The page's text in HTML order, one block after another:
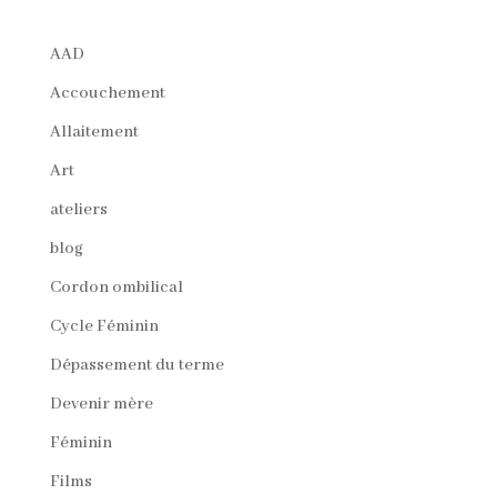
AAD
Accouchement
Allaitement
Art
ateliers
blog
Cordon ombilical
Cycle Féminin
Dépassement du terme
Devenir mère
Féminin
Films